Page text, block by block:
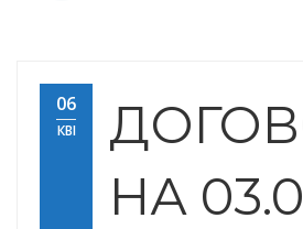
Черкаський
центр
06
КВІ
НА